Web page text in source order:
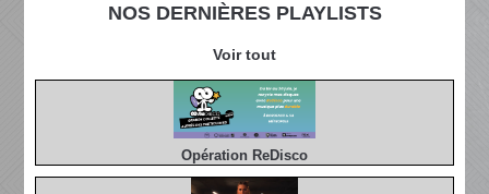
NOS DERNIÈRES PLAYLISTS
Voir tout
Opération ReDisco